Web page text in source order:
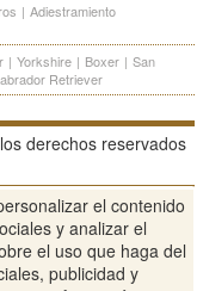
| Adiestramiento
| Yorkshire | Boxer | San
Retriever
derechos reservados
| Aviso Legal Política de
| Condiciones de uso
el contenido
y analizar el
el uso que haga del
publicidad y